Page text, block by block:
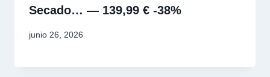
Secado… — 139,99 € -38%
junio 26, 2026